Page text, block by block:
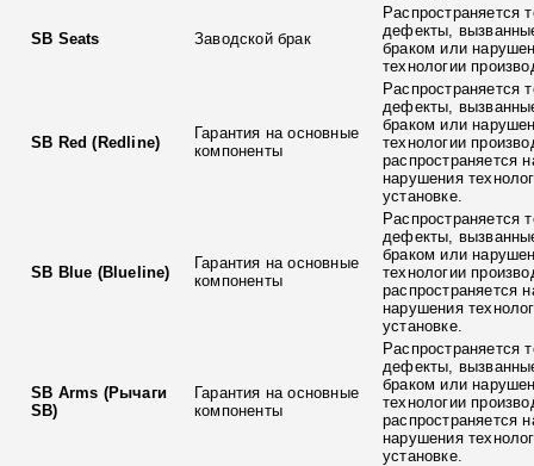
SB Seats Заводской брак
Распространяется
дефекты,
браком или
технологии
SB Red (Redline)
Гарантия на основные
компоненты
Распространяется
дефекты,
браком или
технологии
распространяется
нарушения
установке.
SB Blue (Blueline)
Гарантия на основные
компоненты
Распространяется
дефекты,
браком или
технологии
распространяется
нарушения
установке.
SB Arms (Рычаги
SB)
Гарантия на основные
компоненты
Распространяется
дефекты,
браком или
технологии
распространяется
нарушения
установке.